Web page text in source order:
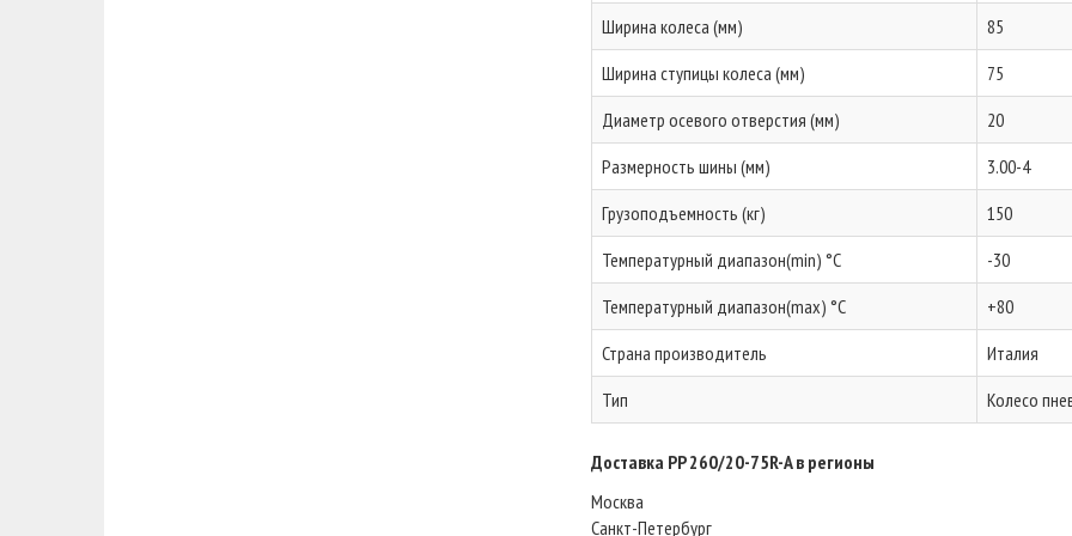
Ширина колеса (мм)
85
Ширина ступицы колеса (мм)
75
Диаметр осевого отверстия (мм)
20
Размерность шины (мм)
3.00-4
Грузоподъемность (кг)
150
Температурный диапазон(min) °C
-30
Температурный диапазон(max) °C
+80
Страна производитель
Италия
Тип
Колесо
Доставка PP 260/20-75R-A в регионы
Москва
Санкт-Петербург